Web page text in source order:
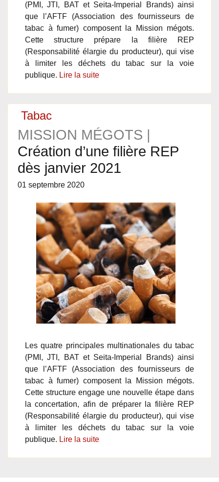
(PMI, JTI, BAT et Seita-Imperial Brands) ainsi
que l’AFTF (Association des fournisseurs de
tabac à fumer) composent la Mission mégots.
Cette structure prépare la filière REP
(Responsabilité élargie du producteur), qui vise
à limiter les déchets du tabac sur la voie
publique. Lire la suite
Tabac
MISSION MÉGOTS |
Création d’une filière REP
dès janvier 2021
01 septembre 2020
Les quatre principales multinationales du tabac
(PMI, JTI, BAT et Seita-Imperial Brands) ainsi
que l’AFTF (Association des fournisseurs de
tabac à fumer) composent la Mission mégots.
Cette structure engage une nouvelle étape dans
la concertation, afin de préparer la filière REP
(Responsabilité élargie du producteur), qui vise
à limiter les déchets du tabac sur la voie
publique. Lire la suite